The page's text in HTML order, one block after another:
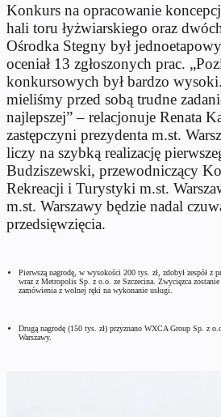
Konkurs na opracowanie
hali toru łyżwiarskiego oraz
Ośrodka Stegny był
oceniał 13 zgłoszonych prac.
konkursowych był bardzo
mieliśmy przed sobą trudne
najlepszej” – relacjonuje Renata
zastępczyni prezydenta m.st.
liczy na szybką realizację
Budziszewski, przewodniczący
Rekreacji i Turystyki m.st.
m.st. Warszawy będzie nadal
przedsięwzięcia.
Pierwszą nagrodę, w wysokości 200 tys. zł, zdobył zespół z
wraz z Metropolis Sp. z o.o. ze Szczecina. Zwycięzca
zamówienia z wolnej ręki na wykonanie usługi.
Drugą nagrodę (150 tys. zł) przyznano WXCA Group Sp. z
Warszawy.